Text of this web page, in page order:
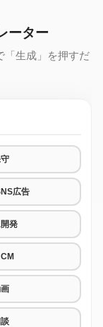
ーター
生成」を押すだ
広告
発